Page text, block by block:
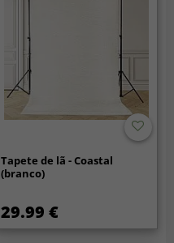
Tapete de lã - Coastal
(branco)
29.99 €